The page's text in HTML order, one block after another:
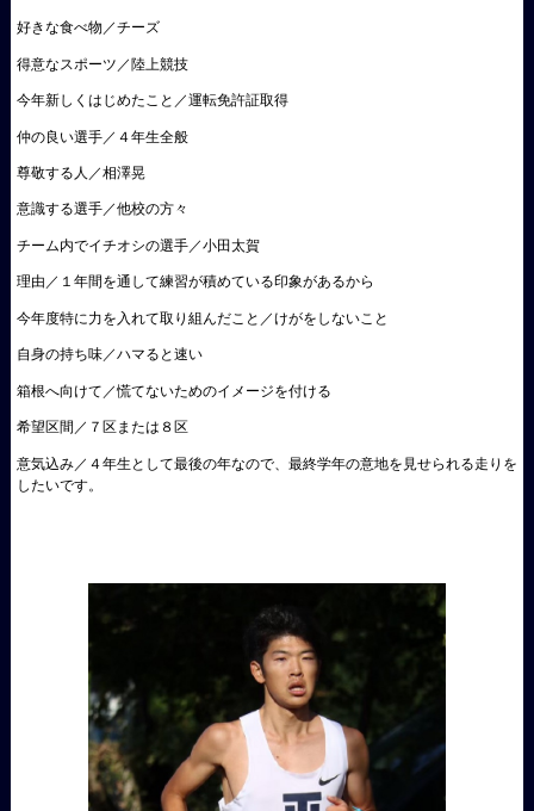
好きな食べ物／チーズ
得意なスポーツ／陸上競技
今年新しくはじめたこと／運転免許証取得
仲の良い選手／４年生全般
尊敬する人／相澤晃
意識する選手／他校の方々
チーム内でイチオシの選手／小田太賀
理由／１年間を通して練習が積めている印象があるから
今年度特に力を入れて取り組んだこと／けがをしないこと
自身の持ち味／ハマると速い
箱根へ向けて／慌てないためのイメージを付ける
希望区間／７区または８区
意気込み／４年生として最後の年なので、最終学年の意地を見せられる走りを
したいです。